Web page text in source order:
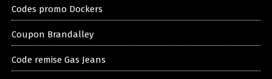
Codes promo Dockers
Coupon Brandalley
Code remise Gas Jeans